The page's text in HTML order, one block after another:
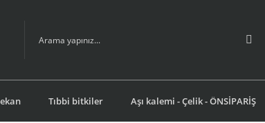
Tıbbi bitkiler Aşı kalemi - Çelik - ÖNSİPARİŞ